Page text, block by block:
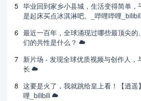
5 毕业回到家乡小县城，生活变得简单
是起床买点冰淇淋吧。_哔哩哔哩
6 最近一百年，全球涌现过哪些最顶尖的
们的共性是什么？
7 新片场 - 发现全球优质视频与创作人，
长
8 这要是火了，我就跳给皇上看！【逍
哩_bilibili